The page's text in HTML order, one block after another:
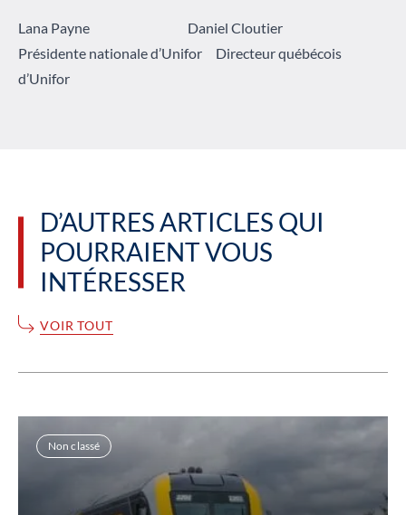
Lana Payne Daniel Cloutier
Présidente nationale d’Unifor Directeur québécois
d’Unifor
D’AUTRES ARTICLES QUI
POURRAIENT VOUS
INTÉRESSER
VOIR TOUT
Non classé